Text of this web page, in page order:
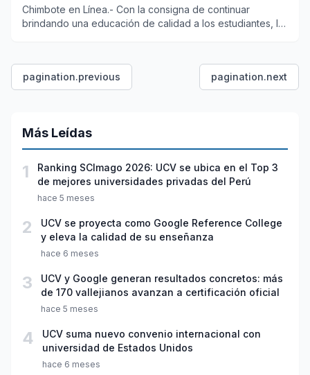
general
Chimbote en Línea.- Con la consigna de continuar
brindando una educación de calidad a los estudiantes, la
pagination.previous pagination.next
Más Leídas
1
Ranking SCImago 2026: UCV se ubica en el Top 3
de mejores universidades privadas del Perú
hace 5 meses
2
UCV se proyecta como Google Reference College
y eleva la calidad de su enseñanza
hace 6 meses
3
UCV y Google generan resultados concretos: más
de 170 vallejianos avanzan a certificación oficial
hace 5 meses
4
UCV suma nuevo convenio internacional con
universidad de Estados Unidos
hace 6 meses